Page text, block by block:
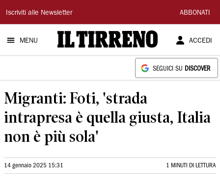
Il
Tirreno
Iscriviti alle Newsletter ABBONATI
MENU ACCEDI
SEGUICI SU DISCOVER
Migranti: Foti, 'strada
intrapresa è quella giusta, Italia
non è più sola'
14 gennaio 2025 15:31 1 MINUTI DI LETTURA